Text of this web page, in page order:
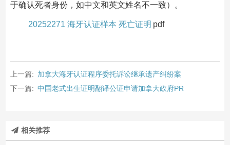
于确认死者身份，如中文和英文姓名不一致）。
20252271 海牙认证样本 死亡证明 pdf
上一篇: 加拿大海牙认证程序委托诉讼继承遗产纠纷案
下一篇: 中国老式出生证明翻译公证申请加拿大政府PR
相关推荐